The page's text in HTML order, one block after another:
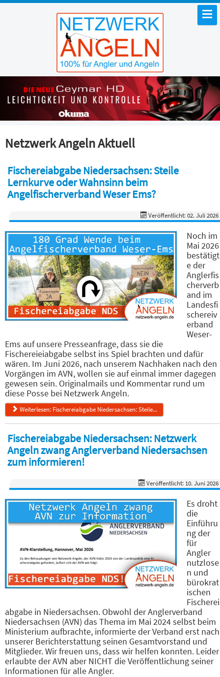
Netzwerk Angeln Aktuell
Fischereiabgabe Niedersachsen: Steile
Lernkurve oder Wahnsinn beim
Angelfischerverband Weser Ems?
Veröffentlicht: 02. Juli 2026
Noch im
Mai 2026
bestätigt
e der
Anglerfis
cherverb
and im
Landesfi
schereiv
erband
Weser-
Ems auf unsere Presseanfrage, dass sie die
Fischereieiabgabe selbst ins Spiel brachten und dafür
wären. Im Juni 2026, nach unserem Nachhaken nach den
Vorgängen im AVN, wollen sie auf einmal immer dagegen
gewesen sein. Originalmails und Kommentar rund um
diese Posse bei Netzwerk Angeln.
Weiterlesen: Fischereiabgabe Niedersachsen: Steile...
Fischereiabgabe Niedersachsen: Netzwerk
Angeln zwang Anglerverband Niedersachsen
zum informieren!
Veröffentlicht: 10. Juni 2026
Es droht
die
Einführu
ng der
für
Angler
nutzlose
n und
bürokrat
ischen
Fischerei
abgabe in Niedersachsen. Obwohl der Anglerverband
Niedersachsen (AVN) das Thema im Mai 2024 selbst beim
Ministerium aufbrachte, informierte der Verband erst nach
unserer Berichterstattung seinen Gesamtvorstand und
Mitglieder. Wir freuen uns, dass wir helfen konnten. Leider
erlaubte der AVN aber NICHT die Veröffentlichung seiner
Informationen für alle Angler.